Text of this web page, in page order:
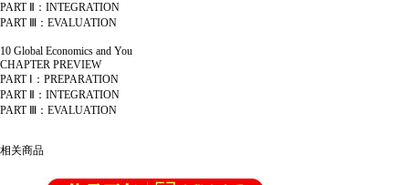
PART Ⅱ：INTEGRATION
PART Ⅲ：EVALUATION
10 Global Economics and You
CHAPTER PREVIEW
PART Ⅰ：PREPARATION
PART Ⅱ：INTEGRATION
PART Ⅲ：EVALUATION
相关商品